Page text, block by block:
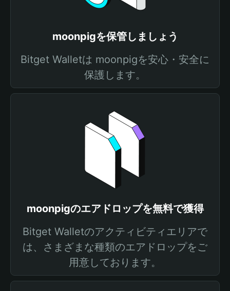
moonpigを保管しましょう
Bitget Walletは moonpigを安心・安全に
保護します。
moonpigのエアドロップを無料で獲得
Bitget Walletのアクティビティエリアで
は、さまざまな種類のエアドロップをご
用意しております。